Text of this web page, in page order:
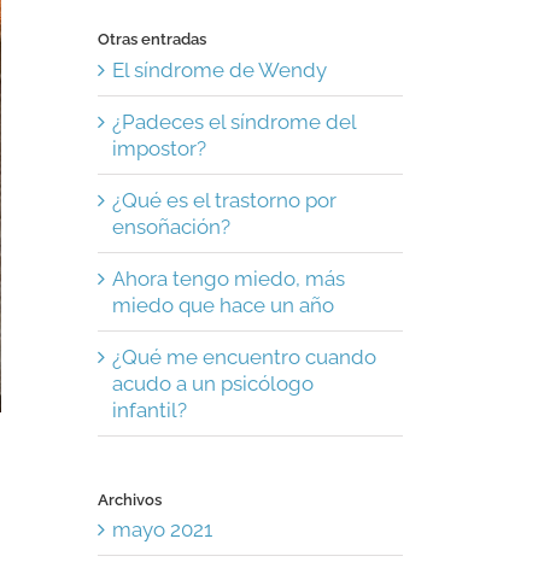
Otras entradas
El síndrome de Wendy
¿Padeces el síndrome del
impostor?
¿Qué es el trastorno por
ensoñación?
Ahora tengo miedo, más
miedo que hace un año
¿Qué me encuentro cuando
acudo a un psicólogo
infantil?
Archivos
mayo 2021